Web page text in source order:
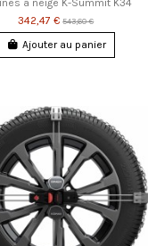
à neige K-Summit K34
342,47 €543,60 €
Ajouter au panier